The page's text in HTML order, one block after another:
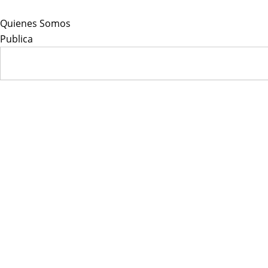
to
content
Quienes Somos
Publica